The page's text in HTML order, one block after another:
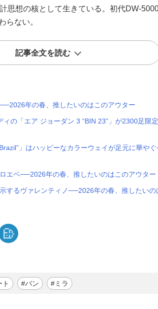
思想の核として生きている。初代DW-
らない。
記事全文を読む
年の春、推したいのはこのアウター
の「エア ジョーダン 3 “BIN 23”」が2300足限
」はハッピーなカラーウェイが足元に華や
エベ──2026年の春、推したいのはこのアウター
するヴァレンティノ──2026年の春、推したいの
#バン #ミラ